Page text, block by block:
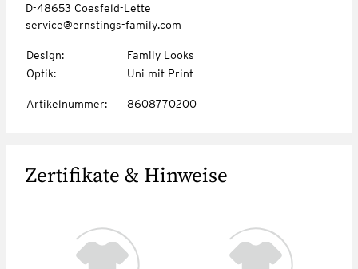
D-48653 Coesfeld-Lette
service@ernstings-family.com
Design:
Family Looks
Optik: Uni mit Print
Artikelnummer: 8608770200
Zertifikate & Hinweise